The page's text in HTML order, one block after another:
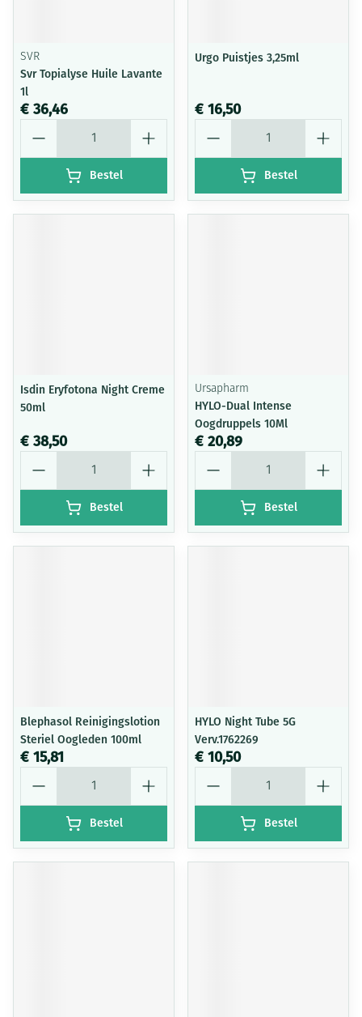
SVR
Svr Topialyse Huile Lavante
1l
€ 36,46
Bestel
Urgo Puistjes 3,25ml
€ 16,50
Bestel
Isdin Eryfotona Night Creme
50ml
€ 38,50
Bestel
Ursapharm
HYLO-Dual Intense
Oogdruppels 10Ml
€ 20,89
Bestel
Blephasol Reinigingslotion
Steriel Oogleden 100ml
€ 15,81
Bestel
HYLO Night Tube 5G
Verv.1762269
€ 10,50
Bestel